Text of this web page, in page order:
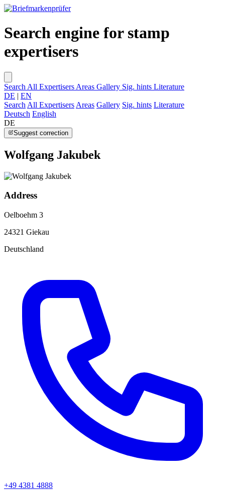
Search engine for stamp
expertisers
Search All Expertisers Areas Gallery Sig. hints Literature
DE | EN
Search All Expertisers Areas Gallery Sig. hints Literature
Deutsch English
DE
Suggest correction
Wolfgang Jakubek
Address
Oelboehm 3
24321 Giekau
Deutschland
+49 4381 4888